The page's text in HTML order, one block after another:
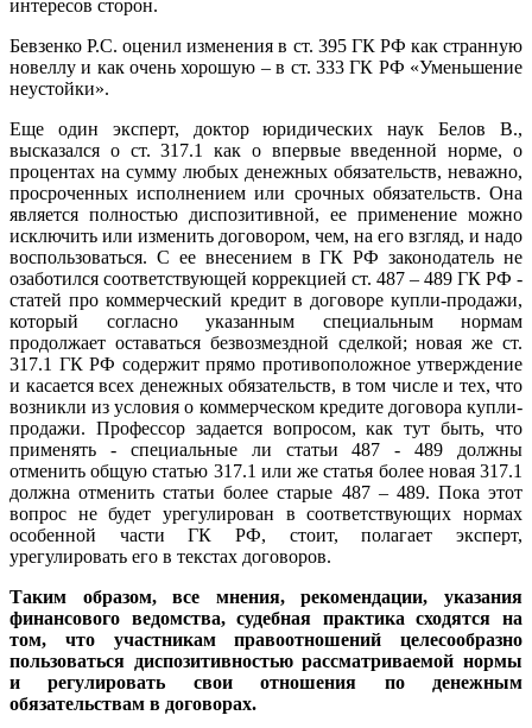
интересов сторон.
Бевзенко Р.С. оценил изменения в ст. 395 ГК РФ как странную
новеллу и как очень хорошую – в ст. 333 ГК РФ «Уменьшение
неустойки».
Еще один эксперт, доктор юридических наук Белов В.,
высказался о ст. 317.1 как о впервые введенной норме, о
процентах на сумму любых денежных обязательств, неважно,
просроченных исполнением или срочных обязательств. Она
является полностью диспозитивной, ее применение можно
исключить или изменить договором, чем, на его взгляд, и надо
воспользоваться. С ее внесением в ГК РФ законодатель не
озаботился соответствующей коррекцией ст. 487 – 489 ГК РФ -
статей про коммерческий кредит в договоре купли-продажи,
который согласно указанным специальным нормам
продолжает оставаться безвозмездной сделкой; новая же ст.
317.1 ГК РФ содержит прямо противоположное утверждение
и касается всех денежных обязательств, в том числе и тех, что
возникли из условия о коммерческом кредите договора купли-
продажи. Профессор задается вопросом, как тут быть, что
применять - специальные ли статьи 487 - 489 должны
отменить общую статью 317.1 или же статья более новая 317.1
должна отменить статьи более старые 487 – 489. Пока этот
вопрос не будет урегулирован в соответствующих нормах
особенной части ГК РФ, стоит, полагает эксперт,
урегулировать его в текстах договоров.
Таким образом, все мнения, рекомендации, указания
финансового ведомства, судебная практика сходятся на
том, что участникам правоотношений целесообразно
пользоваться диспозитивностью рассматриваемой нормы
и регулировать свои отношения по денежным
обязательствам в договорах.